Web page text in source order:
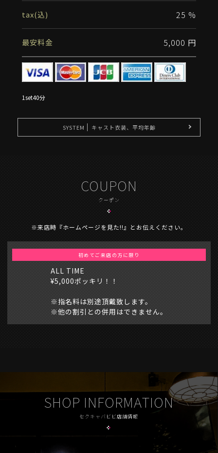
tax(込) 25 %
最安料金 5,000 円
1set40分
SYSTEM キャスト衣装、平均年齢
COUPON
クーポン
※来店時『ホームページを見た!!』とお伝えください。
初めてご来店の方に限り
ALL TIME
¥5,000ポッキリ！！
※指名料は別途頂戴致します。
※他の割引との併用はできません。
SHOP INFORMATION
セクキャバビビ店舗情報